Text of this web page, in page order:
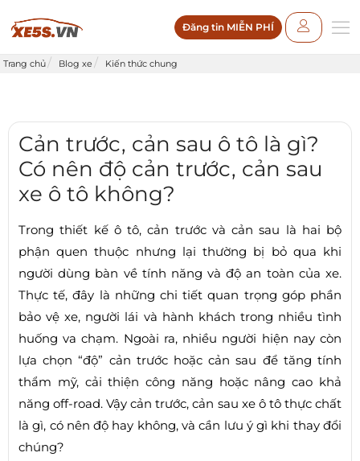
Đăng tin MIỄN PHÍ
Trang chủ Blog xe Kiến thức chung
Cản trước, cản sau ô tô là gì?
Có nên độ cản trước, cản sau
xe ô tô không?
Trong thiết kế ô tô, cản trước và cản sau là hai bộ
phận quen thuộc nhưng lại thường bị bỏ qua khi
người dùng bàn về tính năng và độ an toàn của xe.
Thực tế, đây là những chi tiết quan trọng góp phần
bảo vệ xe, người lái và hành khách trong nhiều tình
huống va chạm. Ngoài ra, nhiều người hiện nay còn
lựa chọn “độ” cản trước hoặc cản sau để tăng tính
thẩm mỹ, cải thiện công năng hoặc nâng cao khả
năng off-road. Vậy cản trước, cản sau xe ô tô thực chất
là gì, có nên độ hay không, và cần lưu ý gì khi thay đổi
chúng?